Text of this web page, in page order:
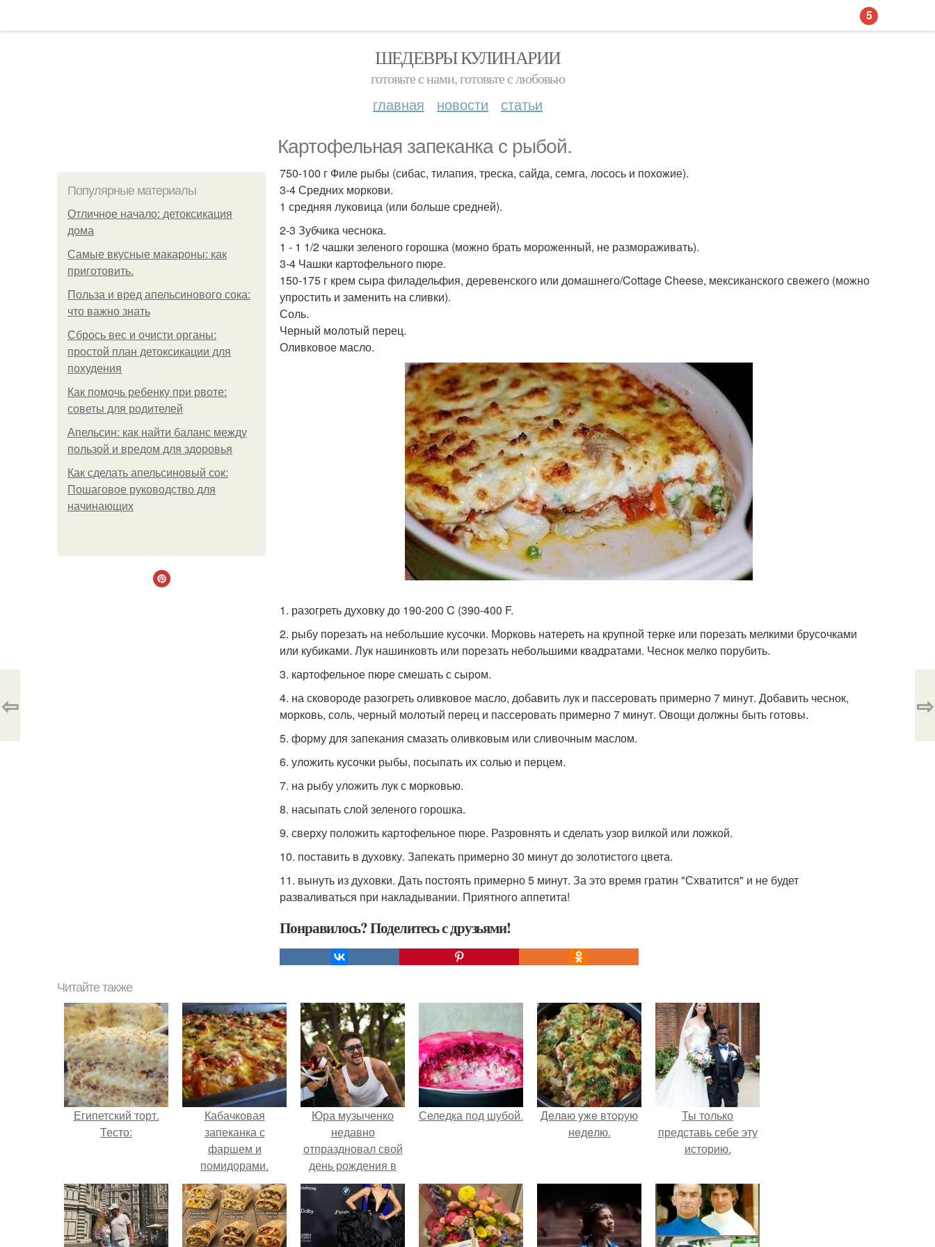
ШЕДЕВРЫ КУЛИНАРИИ
готовьте с нами, готовьте с любовью
главная новости статьи
Картофельная запеканка с рыбой.
Популярные материалы
Отличное начало: детоксикация
дома
Самые вкусные макароны: как
приготовить.
Польза и вред апельсинового сока:
что важно знать
Сбрось вес и очисти органы:
простой план детоксикации для
похудения
Как помочь ребенку при рвоте:
советы для родителей
Апельсин: как найти баланс между
пользой и вредом для здоровья
Как сделать апельсиновый сок:
Пошаговое руководство для
начинающих
750-100 г Филе рыбы (сибас, тилапия, треска, сайда, семга, лосось и похожие).
3-4 Средних моркови.
1 средняя луковица (или больше средней).
2-3 Зубчика чеснока.
1 - 1 1/2 чашки зеленого горошка (можно брать мороженный, не размораживать).
3-4 Чашки картофельного пюре.
150-175 г крем сыра филадельфия, деревенского или домашнего/Cottage Cheese, мексиканского свежего (можно
упростить и заменить на сливки).
Соль.
Черный молотый перец.
Оливковое масло.
1. разогреть духовку до 190-200 C (390-400 F.
2. рыбу порезать на небольшие кусочки. Морковь натереть на крупной терке или порезать мелкими брусочками
или кубиками. Лук нашинковть или порезать небольшими квадратами. Чеснок мелко порубить.
3. картофельное пюре смешать с сыром.
4. на сковороде разогреть оливковое масло, добавить лук и пассеровать примерно 7 минут. Добавить чеснок,
морковь, соль, черный молотый перец и пассеровать примерно 7 минут. Овощи должны быть готовы.
5. форму для запекания смазать оливковым или сливочным маслом.
6. уложить кусочки рыбы, посыпать их солью и перцем.
7. на рыбу уложить лук с морковью.
8. насыпать слой зеленого горошка.
9. сверху положить картофельное пюре. Разровнять и сделать узор вилкой или ложкой.
10. поставить в духовку. Запекать примерно 30 минут до золотистого цвета.
11. вынуть из духовки. Дать постоять примерно 5 минут. За это время гратин "Схватится" и не будет
разваливаться при накладывании. Приятного аппетита!
Понравилось? Поделитесь с друзьями!
⇦ ⇨
Читайте также
Египетский торт.
Тесто:
Кабачковая
запеканка с
фаршем и
помидорами.
Юра музыченко
недавно
отпраздновал свой
день рождения в
кругу самых
близких и родных
людей.
Селедка под шубой.
Дeлaю yжe втopую
нeдeлю.
Ты только
представь себе эту
историю.
5